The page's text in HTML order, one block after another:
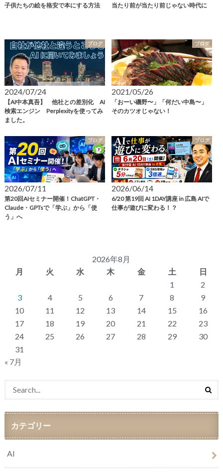
子供たちの絵を格安で本にする方法 当たり前が当たり前じゃない時代に
ブログ
2024/07/24
【AI中本真吾】 他社との差別化 AI
検索エンジン Perplexityを使ってみ
ました。
ブログ
2021/05/26
「おーい磯野〜」「何だい中島〜」
そのカツオじゃない！
ブログ
2026/07/11
第20回AIセミナー開催！ChatGPT・
Claude・GPTsで「学ぶ」から「使
う」へ
ブログ
2026/06/14
6/20 第19回 AI 1DAY講座 in 広島 AIで
仕事が遊びに変わる！？
2026年8月
月
火 水 木 金 土
日
1
2
3
4 5 6 7 8
9
10
11 12 13 14 15
16
17
18 19 20 21 22
23
24
25 26 27 28 29
30
31
« 7月
カテゴリー
AI